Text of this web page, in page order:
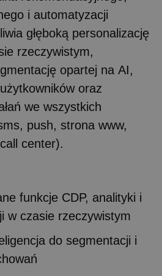
i automatyzacji
głęboką personalizację
rzeczywistym,
opartej na AI,
oraz
we wszystkich
push, strona www,
center).
funkcje CDP, analityki i
w czasie rzeczywistym
do segmentacji i